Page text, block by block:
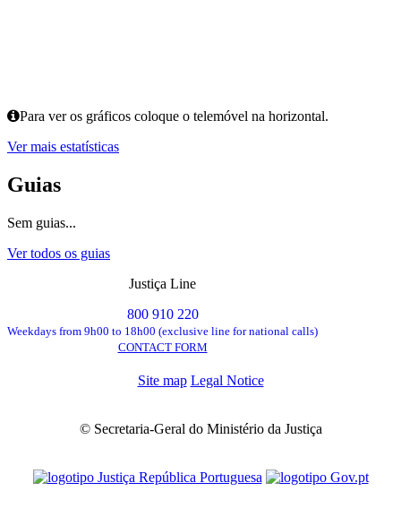
Para ver os gráficos coloque o telemóvel na horizontal.
Ver mais estatísticas
Guias
Sem guias...
Ver todos os guias
Justiça Line
800 910 220
Weekdays from 9h00 to 18h00 (exclusive line for national calls)
CONTACT FORM
Site map Legal Notice
© Secretaria-Geral do Ministério da Justiça